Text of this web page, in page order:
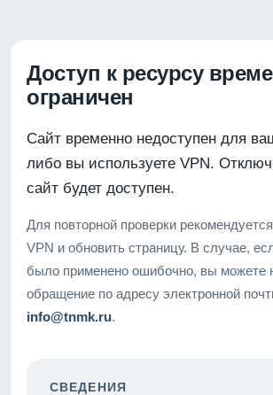
Доступ к ресурсу
ограничен
Сайт временно недоступен для
либо вы используете VPN.
сайт будет доступен.
Для повторной проверки
VPN и обновить страницу. В случае,
было применено ошибочно, вы можете
обращение по адресу электронной
info@tnmk.ru.
СВЕДЕНИЯ